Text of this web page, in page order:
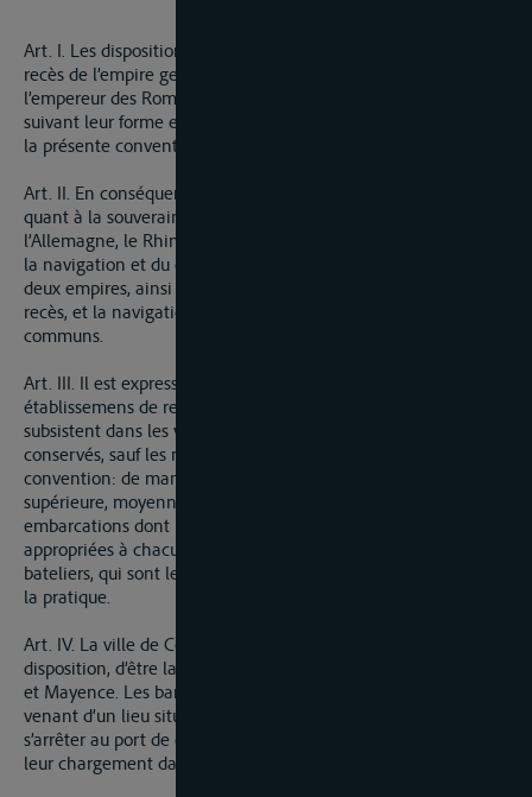
Art. I. Les dispositions contenues dans le paragraphe 39 du
recès de l’empire germanique ratifié par sa Majesté impériale
l’empereur des Romains le 17 Avril 1803, seront exécutées
suivant leur forme et teneur et serviront de base principale à
la présente convention
Art. II. En conséquence, quoique le Thalweg du Rhin forme,
quant à la souveraineté, la limite entre la France et
l’Allemagne, le Rhin sera toujours considéré sous le rapport de
la navigation et du commerce, comme un fleuve entre les
deux empires, ainsi qu’il est dit au même paragraphe du dit
recès, et la navigation en sera soumise à des règlemens
communs.
Art. III. Il est expressément convenu, que les anciens
établissemens de relâche et d’échelle (Umschlag) qui
subsistent dans les villes de Mayence et de Cologne, seront
conservés, sauf les modifications énoncées dans la présente
convention: de manière à ce que la navigation sur la partie
supérieure, moyenne et inférieure du Rhin soit exercée par les
embarcations dont la construction et la capacité sont le mieux
appropriées à chacune de ces parties du fleuve, et par les
bateliers, qui sont le plus à porté d’en avoir la connaissance et
la pratique.
Art. IV. La ville de Cologne continuera, en vertu de cette
disposition, d’être la station de la navigation entre la Hollande
et Mayence. Les barques, bateaux, et autres embarcations
venant d’un lieu situé au dessous de Cologne seront obligés de
s’arrêter au port de cette ville, d’y rompre charge et de verser
leur chargement dans d’autres embarcations.